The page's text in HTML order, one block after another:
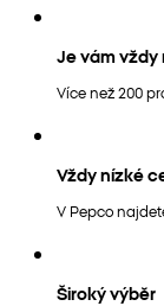
Je vám vždy
Více než 200
Vždy nízké
V Pepco
Široký výběr